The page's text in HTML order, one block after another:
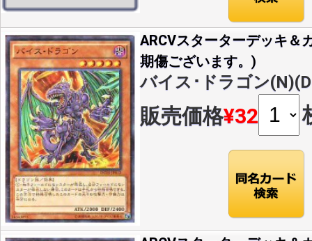
ARCVスターターデッキ＆
期傷ございます。)
バイス･ドラゴン
販売価格¥32